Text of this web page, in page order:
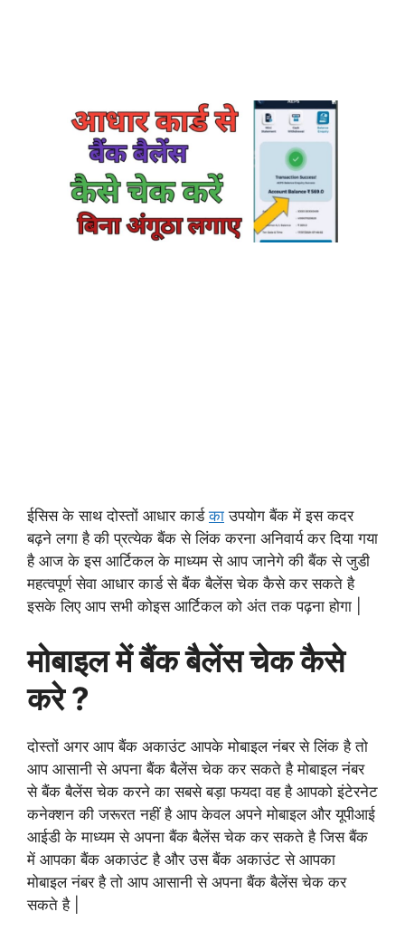
ईसिस के साथ दोस्तों आधार कार्डका उपयोग बैंक में इस कदर
बढ़ने लगा है की प्रत्येक बैंक से लिंक करना अनिवार्य कर दिया गया
है आज के इस आर्टिकल के माध्यम से आप जानेगे की बैंक से जुडी
महत्वपूर्ण सेवा आधार कार्ड से बैंक बैलेंस चेक कैसे कर सकते है
इसके लिए आप सभी कोइस आर्टिकल को अंत तक पढ़ना होगा |
मोबाइल में बैंक बैलेंस चेक कैसे
करे ?
दोस्तों अगर आप बैंक अकाउंट आपके मोबाइल नंबर से लिंक है तो
आप आसानी से अपना बैंक बैलेंस चेक कर सकते है मोबाइल नंबर
से बैंक बैलेंस चेक करने का सबसे बड़ा फयदा वह है आपको इंटेरनेट
कनेक्शन की जरूरत नहीं है आप केवल अपने मोबाइल और यूपीआई
आईडी के माध्यम से अपना बैंक बैलेंस चेक कर सकते है जिस बैंक
में आपका बैंक अकाउंट है और उस बैंक अकाउंट से आपका
मोबाइल नंबर है तो आप आसानी से अपना बैंक बैलेंस चेक कर
सकते है |